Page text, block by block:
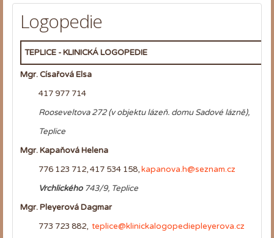
Logopedie
TEPLICE - KLINICKÁ LOGOPEDIE
Mgr. Císařová Elsa
417 977 714
Rooseveltova 272 (v objektu lázeň. domu Sadové lázně),
Teplice
Mgr. Kapaňová Helena
776 123 712, 417 534 158, kapanova.h@seznam.cz
Vrchlického743/9, Teplice
Mgr. Pleyerová Dagmar
773 723 882, teplice@klinickalogopediepleyerova.cz